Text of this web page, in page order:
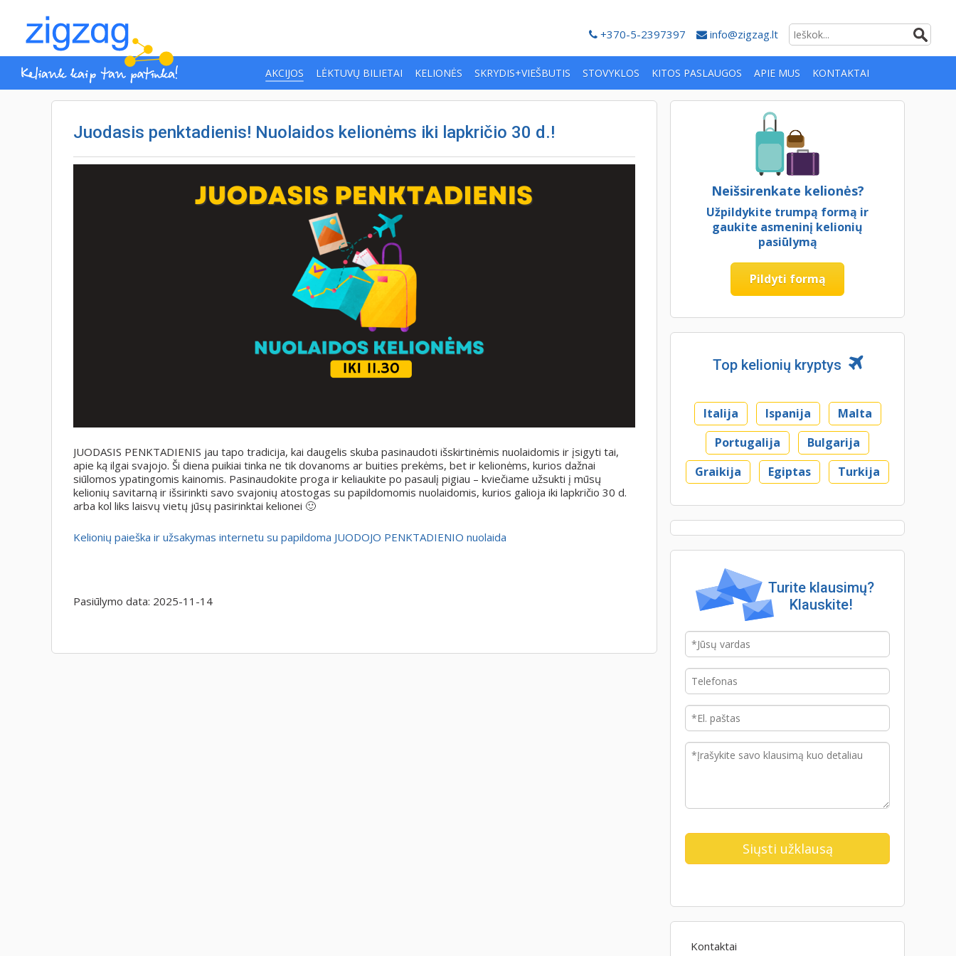
+370-5-2397397 info@zigzag.lt
AKCIJOS LĖKTUVŲ BILIETAI KELIONĖS SKRYDIS+VIEŠBUTIS STOVYKLOS KITOS PASLAUGOS APIE MUS KONTAKTAI
Juodasis penktadienis! Nuolaidos kelionėms iki lapkričio 30 d.!
JUODASIS PENKTADIENIS jau tapo tradicija, kai daugelis skuba pasinaudoti išskirtinėmis nuolaidomis ir įsigyti tai,
apie ką ilgai svajojo. Ši diena puikiai tinka ne tik dovanoms ar buities prekėms, bet ir kelionėms, kurios dažnai
siūlomos ypatingomis kainomis. Pasinaudokite proga ir keliaukite po pasaulį pigiau – kviečiame užsukti į mūsų
kelionių savitarną ir išsirinkti savo svajonių atostogas su papildomomis nuolaidomis, kurios galioja iki lapkričio 30 d.
arba kol liks laisvų vietų jūsų pasirinktai kelionei 🙂
Kelionių paieška ir užsakymas internetu su papildoma JUODOJO PENKTADIENIO nuolaida
Pasiūlymo data: 2025-11-14
Neišsirenkate kelionės?
Užpildykite trumpą formą ir
gaukite asmeninį kelionių
pasiūlymą
Pildyti formą
Top kelionių kryptys
Italija Ispanija
Malta
Portugalija
Bulgarija
Graikija
Egiptas Turkija
Turite klausimų?
Klauskite!
Kontaktai